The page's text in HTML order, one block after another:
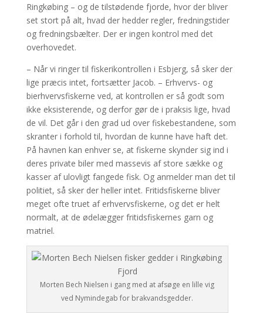
Ringkøbing – og de tilstødende fjorde, hvor der bliver
set stort på alt, hvad der hedder regler, fredningstider
og fredningsbælter. Der er ingen kontrol med det
overhovedet.
– Når vi ringer til fiskerikontrollen i Esbjerg, så sker der
lige præcis intet, fortsætter Jacob. – Erhvervs- og
bierhvervsfiskerne ved, at kontrollen er så godt som
ikke eksisterende, og derfor gør de i praksis lige, hvad
de vil. Det går i den grad ud over fiskebestandene, som
skranter i forhold til, hvordan de kunne have haft det.
På havnen kan enhver se, at fiskerne skynder sig ind i
deres private biler med massevis af store sække og
kasser af ulovligt fangede fisk. Og anmelder man det til
politiet, så sker der heller intet. Fritidsfiskerne bliver
meget ofte truet af erhvervsfiskerne, og det er helt
normalt, at de ødelægger fritidsfiskernes garn og
matriel.
Morten Bech Nielsen i gang med at afsøge en lille vig
ved Nymindegab for brakvandsgedder.